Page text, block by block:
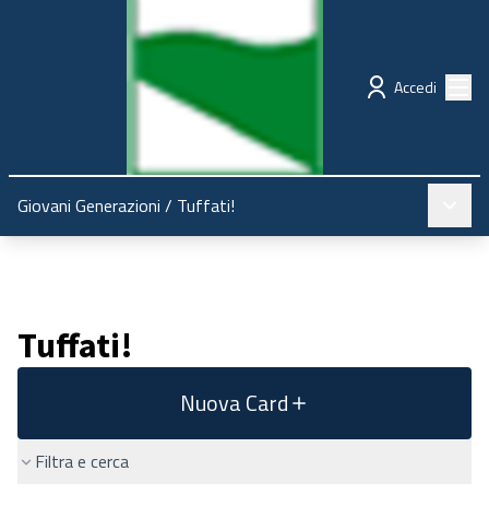
Regione Emilia-Romagna Partecipazione
Accedi
Giovani Generazioni / Tuffati!
Tuffati!
Nuova Card
Filtra e cerca